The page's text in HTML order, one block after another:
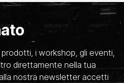
i workshop, gli eventi,
direttamente nella tua
nostra newsletter accetti